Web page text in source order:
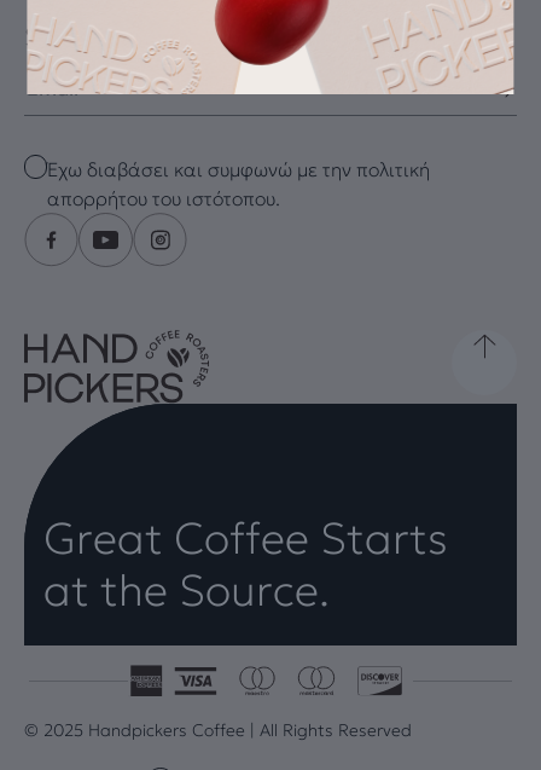
SUBSCRIBE FOR THE LATEST DRIP
Email
Checkbox
Έχω διαβάσει και συμφωνώ με την πολιτική
απορρήτου του ιστότοπου.
Great Coffee Starts
at the Source.
© 2025 Handpickers Coffee | All Rights Reserved